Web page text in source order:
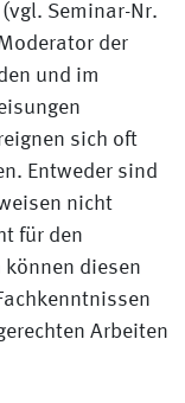
Seminar-Nr.
der
und im
sich oft
Entweder sind
nicht
für den
diesen
Arbeiten